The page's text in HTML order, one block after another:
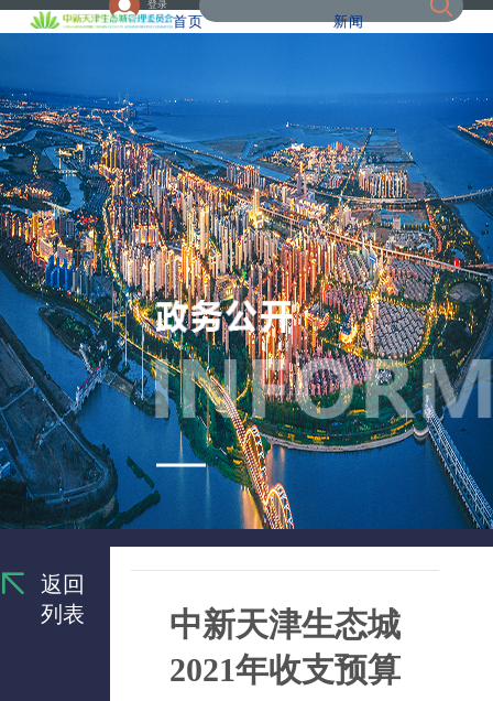
登录
首页 新闻
返回
列表
中新天津生态城
2021年收支预算